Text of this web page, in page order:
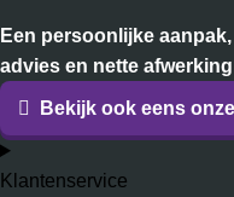
Een persoonlijke
advies en nette
Bekijk ook eens
Klantenservice